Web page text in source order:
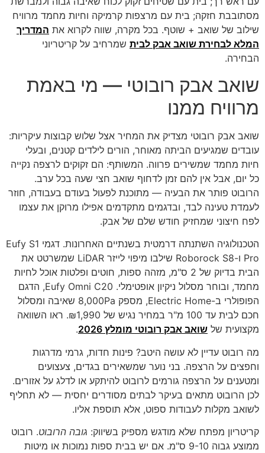
מסתובבת חזקה; בית עם מרצפות קרמיקה וחיות מחמד מרוויח
שילוב של שואב + שוטף. בכל מקרה, שווה לקרוא את המדריך
המלא לבחירת שואב אבק לבית שמרחיב על קריטריוני
הבחירה.
שואב אבק רובוטי — מי באמת
מרוויח ממנו
שואב אבק רובוטי מצדיק את המחיר אצל שלוש קבוצות עיקריות:
עובדים שמגיעים הביתה מאוחר, הורים לילדים קטנים, ובעלי
חיות מחמד שמשירים פרווה. המשותף: הם זקוקים לרצפה נקייה
כל יום, אבל אין להם זמן לדחוף שואב חצי שעה בכל ערב.
הרובוט פותר את הבעיה — מתוכנת לפעול בעודם בעבודה, חוזר
לעמדת טעינה לבד, ובדגמים מתקדמים אפילו מרוקן את עצמו
לפח חיצוני שמחזיק חודש שלם של אבק.
הטכנולוגיה השתנתה דרמטית בשנתיים האחרונות. דגמי Eufy S1
Pro ו-Roborock S8 שילבו מיפוי לייזר LiDAR שמשרטט את
הבית בדיוק של 2 ס"מ, מזהה ספות, חוטים ופלטות אוכל לחיות
מחמד, ובוחר מסלול ניקיון אופטימלי. Eufy Omni C20, הדגם
הפופולרי ב-Electric Home, מספק 8,000Pa שאיבה ומסלול
חכם לבית עד 100 מ"ר במחיר נגיש של ₪1,990. ראו השוואה
מקצועית של שואב אבק רובוטי מומלץ 2026
.
מה רובוט עדיין לא עושה היטב? פינות חדות, גרמי מדרגות
וחפצים על הרצפה. בני נוער שמשאירים בגדים, צעצועים
ומטענים על הרצפה גורמים לרובוט להיתקע או לדלג על אזורים.
לכן הרובוט מתאים בעיקר לבתים מסודרים יחסית — לא תחליף
לשואב מקלות לעבודות ספוט, אלא תוספת אליו.
קריטריון מפתח שלא מודגש מספיק בשיווק: גובה הרובוט. רובוט
ממוצע גבוה 9-10 ס"מ. אם יש בבית ספות נמוכות או מיטות